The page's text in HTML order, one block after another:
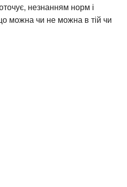
незнанням норм і
можна чи не можна в тій чи